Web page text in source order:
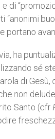
e di
“anonimi
portano
ha
sé
di Gesù,
non
Santo (cfr